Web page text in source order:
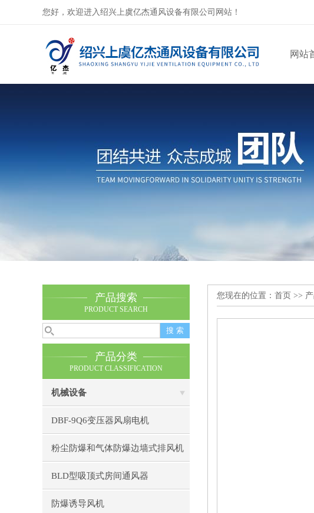
您好，欢迎进入绍兴上虞亿杰通风设备有限公司网站！
网站
产品搜索
PRODUCT SEARCH
产品分类
PRODUCT CLASSIFICATION
机械设备
DBF-9Q6变压器风扇电机
粉尘防爆和气体防爆边墙式排风机
BLD型吸顶式房间通风器
防爆诱导风机
您现在的位置： 首页 >>